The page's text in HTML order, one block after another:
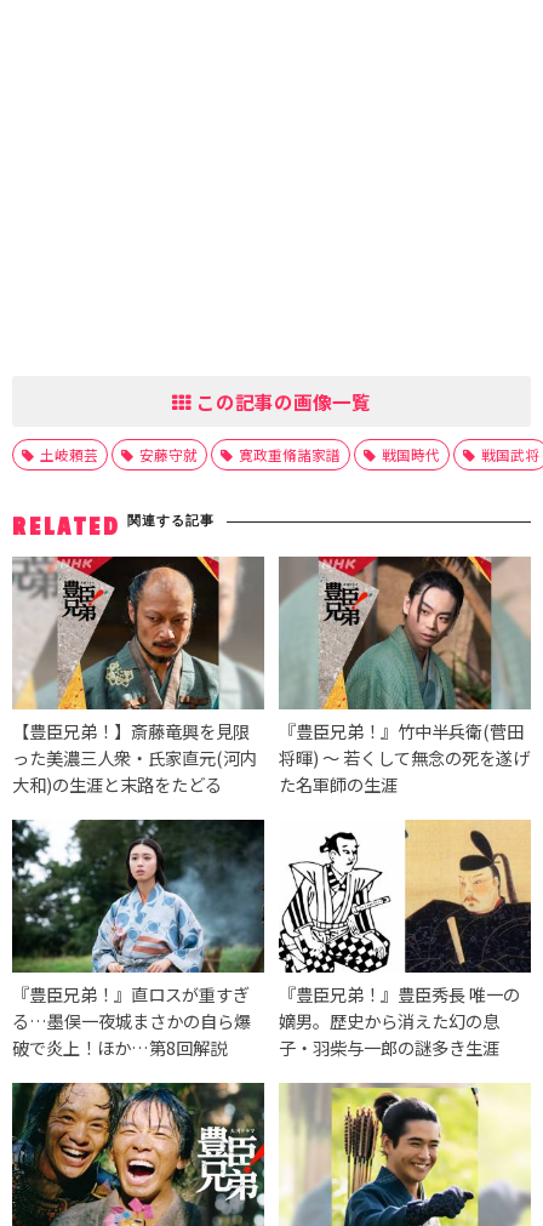
この記事の画像一覧
土岐頼芸 安藤守就 寛政重脩諸家譜 戦国時代 戦国武将
RELATED 関連する記事
【豊臣兄弟！】斎藤竜興を見限
った美濃三人衆・氏家直元(河内
大和)の生涯と末路をたどる
『豊臣兄弟！』竹中半兵衛(菅田
将暉) 〜 若くして無念の死を遂げ
た名軍師の生涯
『豊臣兄弟！』直ロスが重すぎ
る…墨俣一夜城まさかの自ら爆
破で炎上！ほか…第8回解説
『豊臣兄弟！』豊臣秀長 唯一の
嫡男。歴史から消えた幻の息
子・羽柴与一郎の謎多き生涯